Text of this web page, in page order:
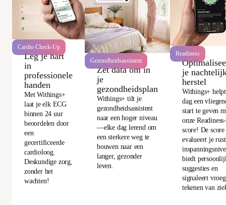
Cardio Check-Up
Leg je hart
in
professionele
handen
Met Withings+
laat je elk ECG
binnen 24 uur
beoordelen door
een
gecertificeerde
cardioloog.
Deskundige zorg,
zonder het
wachten!
Gezondheidsassistent
Zet data om in
je
gezondheidsplan
Withings+ tilt je
gezondheidsassistent
naar een hoger niveau
—elke dag lerend om
een sterkere weg te
bouwen naar een
langer, gezonder
leven.
Readiness
je
herstel
Withings+
dag een
start te geven
onze Readiness-
score! De score
evalueert je
biedt
suggesties en
signaleert
tekenen van